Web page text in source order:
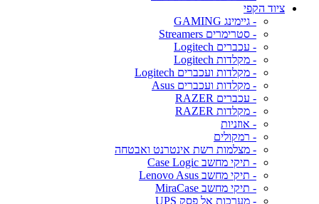
ציוד הקפי
- גיימינג GAMING
- סטרימרים Streamers
- עכברים Logitech
- מקלדות Logitech
- מקלדות ועכברים Logitech
- מקלדות ועכברים Asus
- עכברים RAZER
- מקלדות RAZER
- אוזניות
- רמקולים
- מצלמות רשת אינטרנט ואבטחה
- תיקי מחשב Case Logic
- תיקי מחשב Lenovo Asus
- תיקי מחשב MiraCase
- מערכות אל פסק UPS